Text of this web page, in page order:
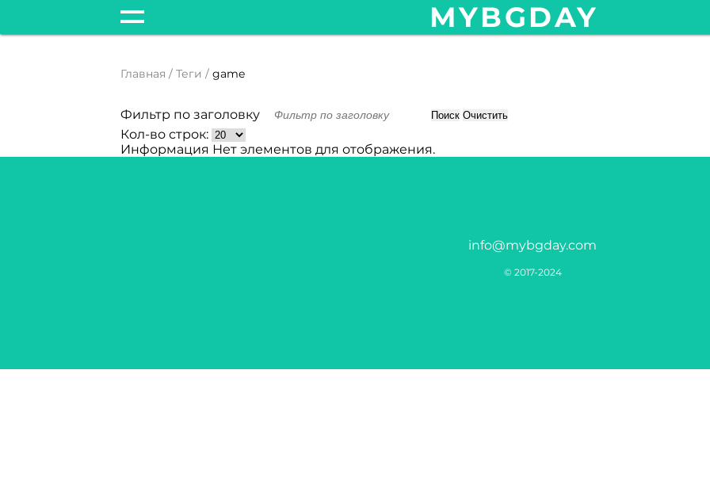
MYBGDAY
Главная Теги game
Фильтр по заголовку Поиск Очистить
Кол-во строк:
Информация Нет элементов для отображения.
info@mybgday.com
© 2017-2024